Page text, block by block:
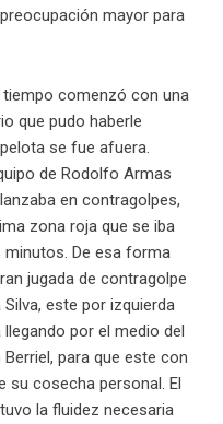
mayor para
tiempo comenzó con una
que pudo haberle
se fue afuera.
de Rodolfo Armas
en contragolpes,
zona roja que se iba
De esa forma
jugada de contragolpe
este por izquierda
por el medio del
para que este con
su cosecha personal. El
la fluidez necesaria